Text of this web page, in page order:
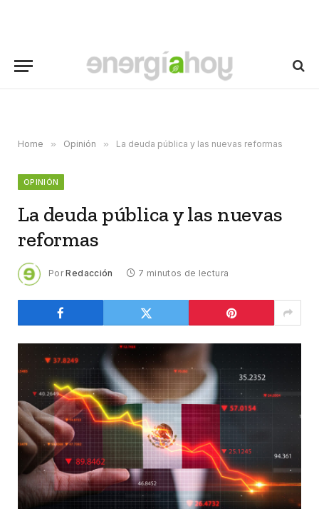
Home » Opinión » La deuda pública y las nuevas reformas
OPINIÓN
La deuda pública y las nuevas
reformas
Por Redacción 7 minutos de lectura